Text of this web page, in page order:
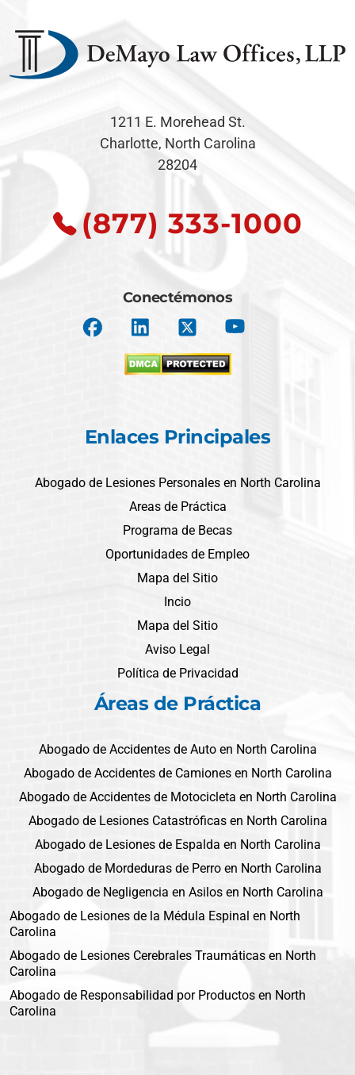
1211 E. Morehead St.
Charlotte, North Carolina
28204
(877) 333-1000
Conectémonos
Enlaces Principales
Abogado de Lesiones Personales en North Carolina
Areas de Práctica
Programa de Becas
Oportunidades de Empleo
Mapa del Sitio
Incio
Mapa del Sitio
Aviso Legal
Política de Privacidad
Áreas de Práctica
Abogado de Accidentes de Auto en North Carolina
Abogado de Accidentes de Camiones en North Carolina
Abogado de Accidentes de Motocicleta en North Carolina
Abogado de Lesiones Catastróficas en North Carolina
Abogado de Lesiones de Espalda en North Carolina
Abogado de Mordeduras de Perro en North Carolina
Abogado de Negligencia en Asilos en North Carolina
Abogado de Lesiones de la Médula Espinal en North
Carolina
Abogado de Lesiones Cerebrales Traumáticas en North
Carolina
Abogado de Responsabilidad por Productos en North
Carolina